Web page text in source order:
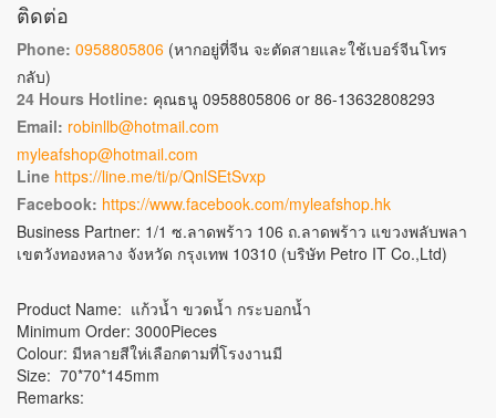
ติดต่อ
Phone: 0958805806 (หากอยู่ที่จีน จะตัดสายและใช้เบอร์จีนโทร
กลับ)
24 Hours Hotline: คุณธนู 0958805806 or 86-13632808293
Email: robinllb@hotmail.com
myleafshop@hotmail.com
Line https://line.me/ti/p/QnlSEtSvxp
Facebook: https://www.facebook.com/myleafshop.hk
Business Partner: 1/1 ซ.ลาดพร้าว 106 ถ.ลาดพร้าว แขวงพลับพลา
เขตวังทองหลาง จังหวัด กรุงเทพ 10310 (บริษัท Petro IT Co.,Ltd)
Product Name: แก้วน้ำ ขวดน้ำ กระบอกน้ำ
Minimum Order: 3000Pieces
Colour: มีหลายสีให่เลือกตามที่โรงงานมี
Size: 70*70*145mm
Remarks: